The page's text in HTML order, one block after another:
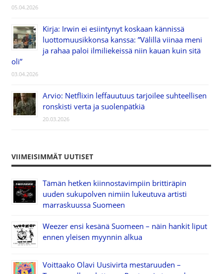
05.04.2026
Kirja: Irwin ei esiintynyt koskaan kännissä
luottomuusikkonsa kanssa: ”Välillä viinaa meni
ja rahaa paloi ilmiliekeissä niin kauan kuin sitä
oli”
03.04.2026
Arvio: Netflixin leffauutuus tarjoilee suhteellisen
ronskisti verta ja suolenpätkiä
20.03.2026
VIIMEISIMMÄT UUTISET
Tämän hetken kiinnostavimpiin brittiräpin
uuden sukupolven nimiin lukeutuva artisti
marraskuussa Suomeen
Weezer ensi kesänä Suomeen – näin hankit liput
ennen yleisen myynnin alkua
Voittaako Olavi Uusivirta mestaruuden –